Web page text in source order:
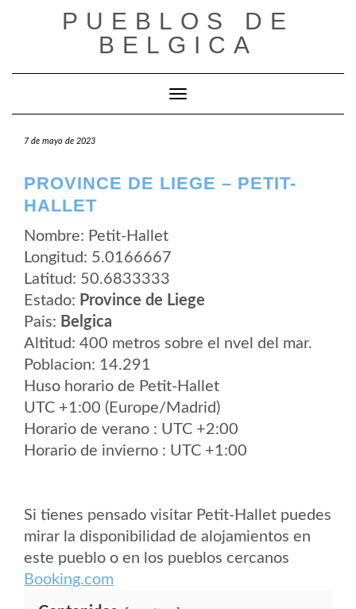
PUEBLOS DE
BELGICA
Cambiar modo de navegación
7 de mayo de 2023
PROVINCE DE LIEGE – PETIT-
HALLET
Nombre: Petit-Hallet
Longitud: 5.0166667
Latitud: 50.6833333
Estado: Province de Liege
Pais: Belgica
Altitud: 400 metros sobre el nvel del mar.
Poblacion: 14.291
Huso horario de Petit-Hallet
UTC +1:00 (Europe/Madrid)
Horario de verano : UTC +2:00
Horario de invierno : UTC +1:00
Si tienes pensado visitar Petit-Hallet puedes
mirar la disponibilidad de alojamientos en
este pueblo o en los pueblos cercanos
Booking.com